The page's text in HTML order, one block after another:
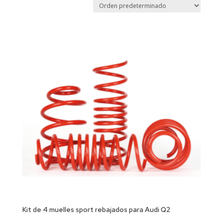
Kit de 4 muelles sport rebajados para Audi Q2